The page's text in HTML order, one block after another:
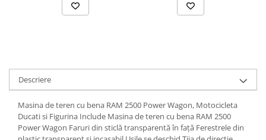
1.8.4. Transmisie punte spate
1.8.5. Transmisie punte fața 2 WD
(2x4)
Descriere
Masina de teren cu bena RAM 2500 Power Wagon, Motocicleta
Ducati si Figurina Include Masina de teren cu bena RAM 2500
Power Wagon Faruri din sticlă transparentă în față Ferestrele din